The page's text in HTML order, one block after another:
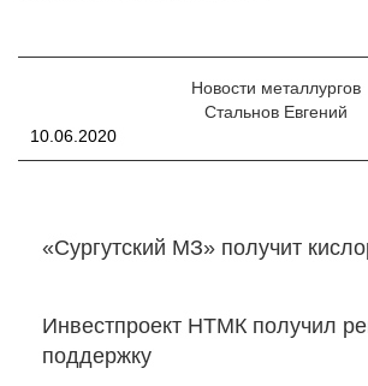
Новости металлургов
Стальнов Евгений
10.06.2020
«Сургутский МЗ» получит
Инвестпроект НТМК получил
поддержку